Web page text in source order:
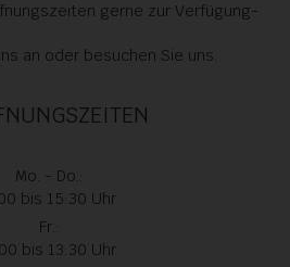
gerne zur Verfügung-
an oder besuchen Sie uns.
Mo. - Do.:
bis 15:30 Uhr
Fr.:
bis 13:30 Uhr